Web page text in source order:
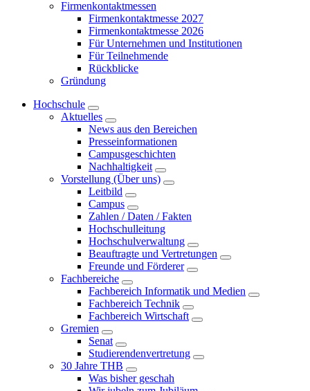
Firmenkontaktmessen
Firmenkontaktmesse 2027
Firmenkontaktmesse 2026
Für Unternehmen und Institutionen
Für Teilnehmende
Rückblicke
Gründung
Hochschule
Aktuelles
News aus den Bereichen
Presseinformationen
Campusgeschichten
Nachhaltigkeit
Vorstellung (Über uns)
Leitbild
Campus
Zahlen / Daten / Fakten
Hochschulleitung
Hochschulverwaltung
Beauftragte und Vertretungen
Freunde und Förderer
Fachbereiche
Fachbereich Informatik und Medien
Fachbereich Technik
Fachbereich Wirtschaft
Gremien
Senat
Studierendenvertretung
30 Jahre THB
Was bisher geschah